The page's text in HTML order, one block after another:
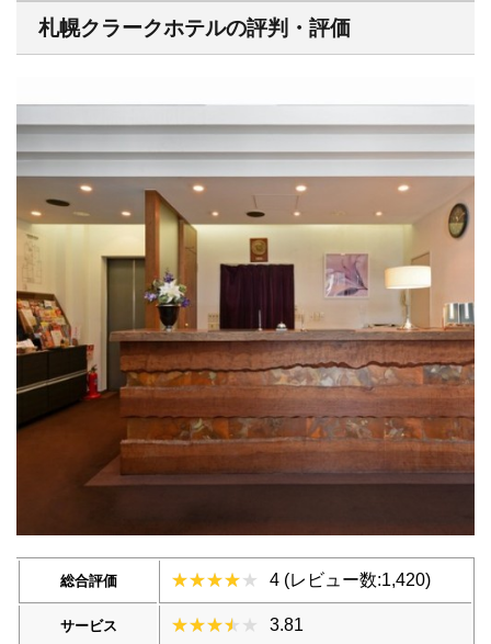
札幌クラークホテルの評判・評価
総合評価 4 (レビュー数:1,420)
サービス 3.81